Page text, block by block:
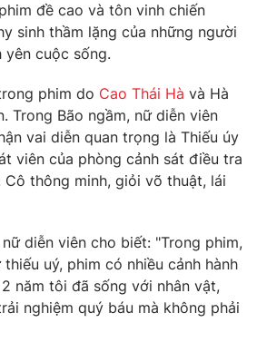
đề cao và tôn vinh chiến
sinh thầm lặng của những người
yên cuộc sống.
phim do Cao Thái Hà và Hà
Trong Bão ngầm, nữ diễn viên
vai diễn quan trọng là Thiếu úy
viên của phòng cảnh sát điều tra
thông minh, giỏi võ thuật, lái
diễn viên cho biết: "Trong phim,
uý, phim có nhiều cảnh hành
năm tôi đã sống với nhân vật,
nghiệm quý báu mà không phải